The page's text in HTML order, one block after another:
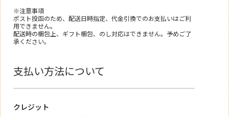
※注意事項
ポスト投函のため、配送日時指定、代金引換でのお支払いはご利
用できません。
配送時の梱包上、ギフト梱包、のし対応はできません。予めご了
承ください。
支払い方法について
クレジット